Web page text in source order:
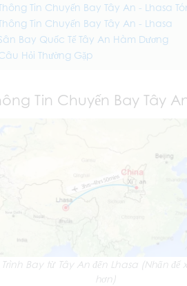
Tin Chuyến Bay Tây An - Lhasa
Tin Chuyến Bay Tây An - Lhasa
Bay Quốc Tế Tây An Hàm Dương
Hỏi Thường Gặp
Tin Chuyến Bay Tây
Bay từ Tây An đến Lhasa (Nhấn để
hơn)